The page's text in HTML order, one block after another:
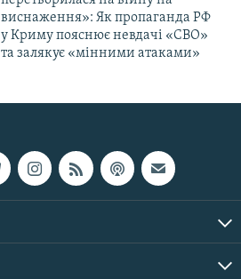
виснаження»: Як пропаганда РФ
у Криму пояснює невдачі «СВО»
та залякує «мінними атаками»